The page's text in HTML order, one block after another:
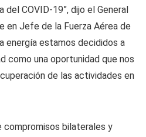
del COVID-19”, dijo el General
en Jefe de la Fuerza Aérea de
energía estamos decididos a
como una oportunidad que nos
de las actividades en
compromisos bilaterales y